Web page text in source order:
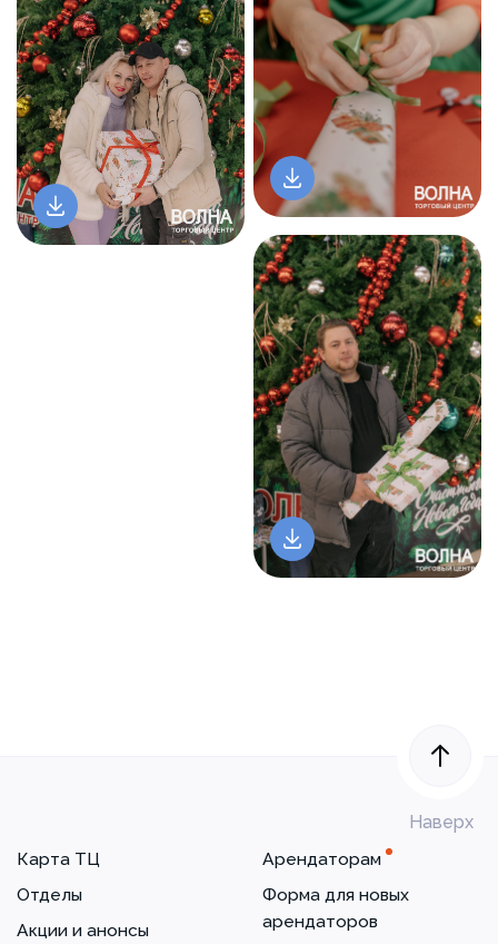
Наверх
Карта ТЦ
Отделы
Акции и анонсы
Арендаторам
Форма для новых
арендаторов